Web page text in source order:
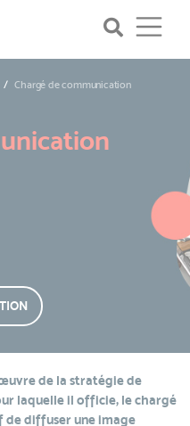
Chargé de communication
de la stratégie de
laquelle il officie, le chargé
de diffuser une image